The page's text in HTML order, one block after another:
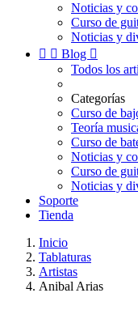
Noticias y
Curso de
Noticias y
  Blog 
Todos los
Categorías
Curso de
Teoría
Curso de
Noticias y
Curso de
Noticias y
Soporte
Tienda
Inicio
Tablaturas
Artistas
Anibal Arias